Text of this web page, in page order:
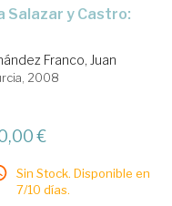
Franco, Juan
2008
€
Sin Stock. Disponible en
7/10 días.